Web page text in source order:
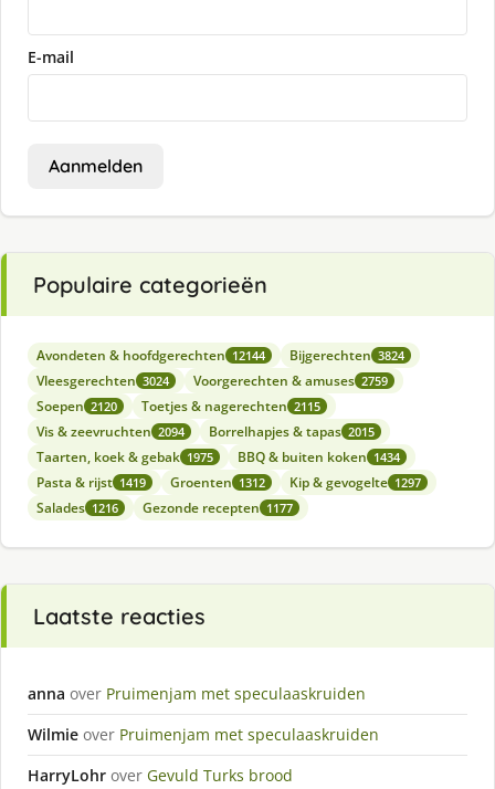
E-mail
Aanmelden
Populaire categorieën
Avondeten & hoofdgerechten 12144 Bijgerechten 3824
Vleesgerechten 3024 Voorgerechten & amuses 2759
Soepen 2120 Toetjes & nagerechten 2115
Vis & zeevruchten 2094 Borrelhapjes & tapas 2015
Taarten, koek & gebak 1975 BBQ & buiten koken 1434
Pasta & rijst 1419 Groenten 1312 Kip & gevogelte 1297
Salades 1216 Gezonde recepten 1177
Laatste reacties
anna over Pruimenjam met speculaaskruiden
Wilmie over Pruimenjam met speculaaskruiden
HarryLohr over Gevuld Turks brood